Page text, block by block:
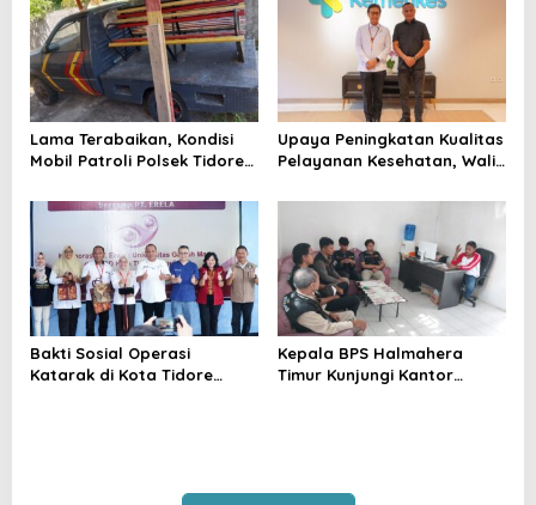
Lama Terabaikan, Kondisi
Mobil Patroli Polsek Tidore
Kapolda
Upaya Peningkatan Kualitas
Pelayanan Kesehatan, Wali
Audiensi dengan Menkes RI
Bakti Sosial Operasi
Katarak di Kota Tidore
Kepala BPS Halmahera
Timur Kunjungi Kantor